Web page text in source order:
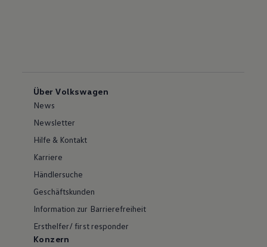
Über Volkswagen
News
Newsletter
Hilfe & Kontakt
Karriere
Händlersuche
Geschäftskunden
Information zur Barrierefreiheit
Ersthelfer/ first responder
Konzern